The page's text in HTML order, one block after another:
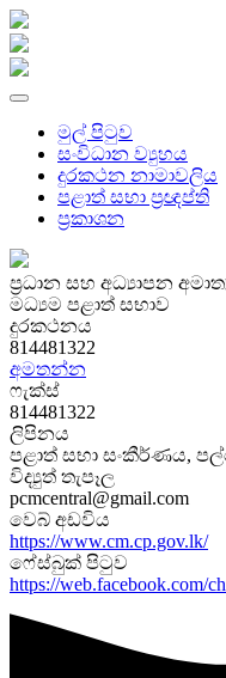
මුල් පිටුව
සංවිධාන ව්‍යුහය
දුරකථන නාමාවලිය
පළාත් සභා ප්‍රඥප්ති
ප්‍රකාශන
ප්‍රධාන සහ අධ්‍යාපන
මධ්‍යම පළාත් සභාව
දුරකථනය
814481322
අමතන්න
ෆැක්ස්
814481322
ලිපිනය
පළාත් සභා සංකීර්ණය,
විද්‍යුත් තැපෑල
pcmcentral@gmail.com
වෙබ් අඩවිය
https://www.cm.cp.gov.lk/
ෆේස්බුක් පිටුව
https://web.facebook.com/